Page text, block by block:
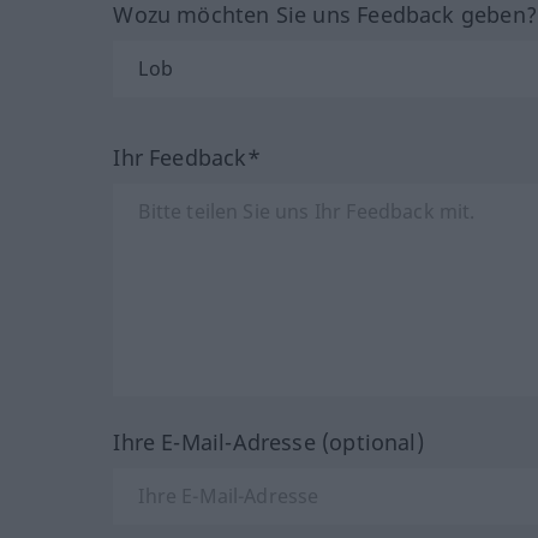
Wozu möchten Sie uns Feedback
Ihr Feedback*
Ihre E-Mail-Adresse (optional)